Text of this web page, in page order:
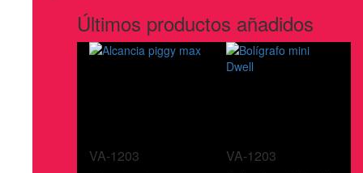
Últimos productos añadidos
VA-1203 VA-1203